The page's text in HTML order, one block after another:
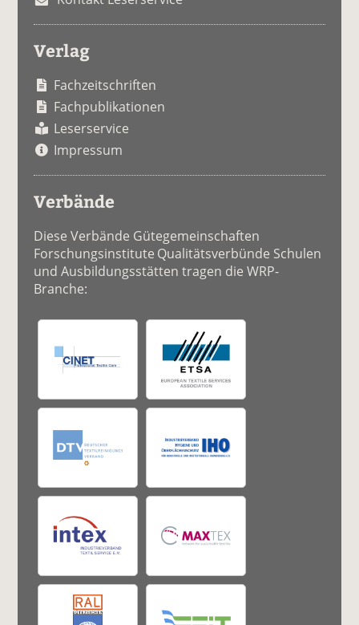
Verlag
Fachzeitschriften
Fachpublikationen
Leserservice
Impressum
Verbände
Diese Verbände Gütegemeinschaften
Forschungsinstitute Qualitätsverbünde Schulen
und Ausbildungsstätten tragen die WRP-
Branche: